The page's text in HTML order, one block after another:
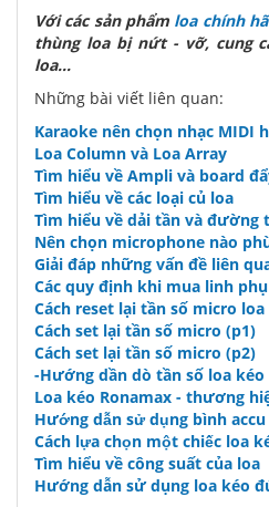
Với các sản phẩm loa chính
thùng loa bị nứt - vỡ, cung
loa...
Những bài viết liên quan:
Karaoke nên chọn nhạc MIDI
Loa Column và Loa Array
Tìm hiểu về Ampli và board
Tìm hiểu về các loại củ loa
Tìm hiểu về dải tần và đường
Nên chọn microphone nào
Giải đáp những vấn đề liên
Các quy định khi mua linh
Cách reset lại tần số micro loa
Cách set lại tần số micro (p1)
Cách set lại tần số micro (p2)
-Hướng dần dò tần số loa kéo
Loa kéo Ronamax - thương
Hướng dẫn sử dụng bình accu
Cách lựa chọn một chiếc loa
Tìm hiểu về công suất của loa
Hướng dẫn sử dụng loa kéo